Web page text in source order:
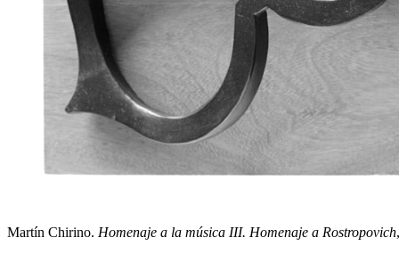
Martín Chirino. Homenaje a la música III. Homenaje a Rostropovich